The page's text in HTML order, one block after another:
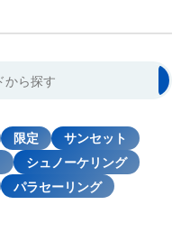
限定
サンセット
シュノーケリング
パラセーリング